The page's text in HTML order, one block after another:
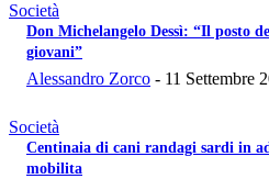
Società
Don Michelangelo Dessì: “Il posto
giovani”
Alessandro Zorco - 11 Settembre
Società
Centinaia di cani randagi sardi in
mobilita